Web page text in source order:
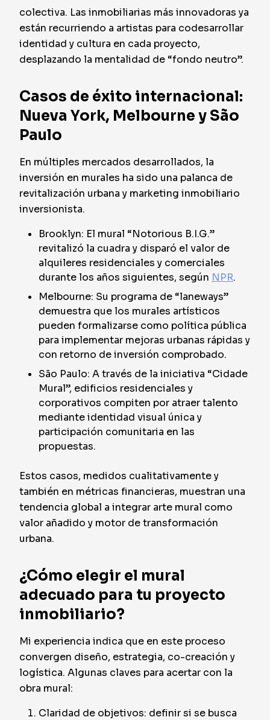
colectiva. Las inmobiliarias más innovadoras ya
están recurriendo a artistas para codesarrollar
identidad y cultura en cada proyecto,
desplazando la mentalidad de “fondo neutro”.
Casos de éxito internacional:
Nueva York, Melbourne y São
Paulo
En múltiples mercados desarrollados, la
inversión en murales ha sido una palanca de
revitalización urbana y marketing inmobiliario
inversionista.
Brooklyn: El mural “Notorious B.I.G.”
revitalizó la cuadra y disparó el valor de
alquileres residenciales y comerciales
durante los años siguientes, según NPR.
Melbourne: Su programa de “laneways”
demuestra que los murales artísticos
pueden formalizarse como política pública
para implementar mejoras urbanas rápidas y
con retorno de inversión comprobado.
São Paulo: A través de la iniciativa “Cidade
Mural”, edificios residenciales y
corporativos compiten por atraer talento
mediante identidad visual única y
participación comunitaria en las
propuestas.
Estos casos, medidos cualitativamente y
también en métricas financieras, muestran una
tendencia global a integrar arte mural como
valor añadido y motor de transformación
urbana.
¿Cómo elegir el mural
adecuado para tu proyecto
inmobiliario?
Mi experiencia indica que en este proceso
convergen diseño, estrategia, co-creación y
logística. Algunas claves para acertar con la
obra mural:
Claridad de objetivos: definir si se busca